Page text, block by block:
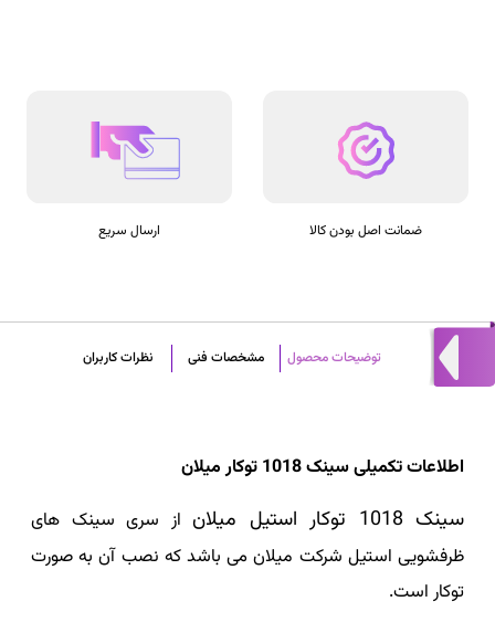
ارسال سریع ضمانت اصل بودن کالا
توضیحات محصول مشخصات فنی نظرات کاربران
اطلاعات تکمیلی سینک 1018 توکار میلان
سینک 1018 توکار استیل میلان
از سری سینک های
ظرفشویی استیل شرکت میلان می باشد که نصب آن به صورت
توکار است.